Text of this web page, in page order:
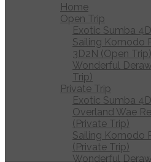
Home
Open Trip
Exotic Sumba
Sailing Komodo
3D2N (Open Trip)
Wonderful
Trip)
Private Trip
Exotic Sumba
Overland Wae
(Private Trip)
Sailing Komodo
(Private Trip)
Wonderful